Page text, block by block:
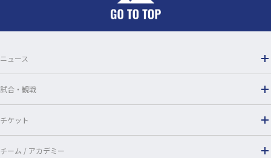
k
ニュース
試合・観戦
チケット
チーム / アカデミー